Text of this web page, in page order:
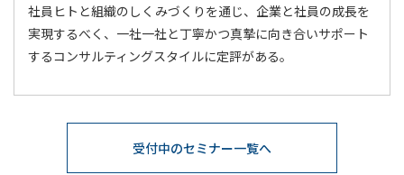
社員ヒトと組織のしくみづくりを通じ、企業と社員の成長を
実現するべく、一社一社と丁寧かつ真摯に向き合いサポート
するコンサルティングスタイルに定評がある。
受付中のセミナー一覧へ